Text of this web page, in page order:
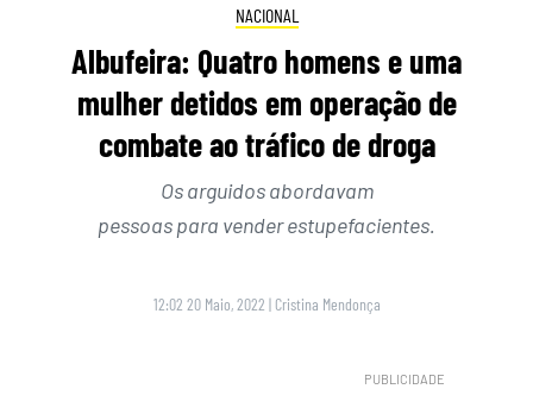
NACIONAL
Albufeira: Quatro homens e uma
mulher detidos em operação de
combate ao tráfico de droga
Os arguidos abordavam
pessoas para vender estupefacientes.
12:02 20 Maio, 2022 | Cristina Mendonça